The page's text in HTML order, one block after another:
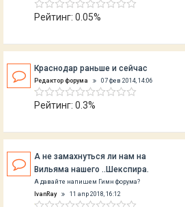
Рейтинг: 0.05%
Краснодар раньше и сейчас
Редактор форума 07 фев 2014, 14:06
Рейтинг: 0.3%
А не замахнуться ли нам на
Вильяма нашего ..Шекспира.
А давайте напишем Гимн форума?
IvanRay
11 апр 2018, 16:12